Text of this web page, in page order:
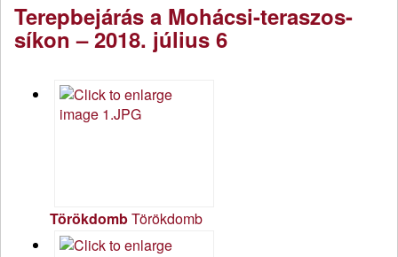
Terepbejárás a Mohácsi-teraszos-
síkon – 2018. július 6
TörökdombTörökdomb